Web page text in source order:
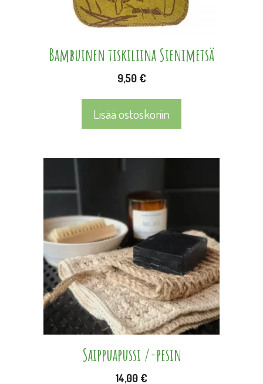
Bambuinen tiskiliina Sienimetsä
9,50 €
Lisää ostoskoriin
Saippuapussi /-pesin
14,00 €